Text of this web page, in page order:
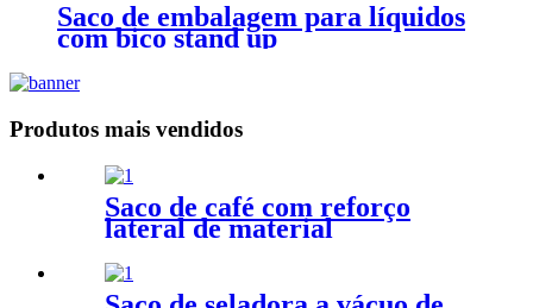
Saco de embalagem para líquidos
com bico stand up
Produtos mais vendidos
Saco de café com reforço
lateral de material